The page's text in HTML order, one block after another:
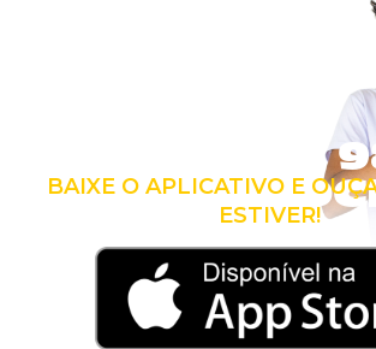
LEVE A
COM
BAIXE O APLICATIVO E
ESTIVER!